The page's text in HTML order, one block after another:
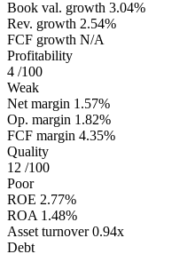
Book val. growth 3.04%
Rev. growth 2.54%
FCF growth N/A
Profitability
4 /100
Weak
Net margin 1.57%
Op. margin 1.82%
FCF margin 4.35%
Quality
12 /100
Poor
ROE 2.77%
ROA 1.48%
Asset turnover 0.94x
Debt